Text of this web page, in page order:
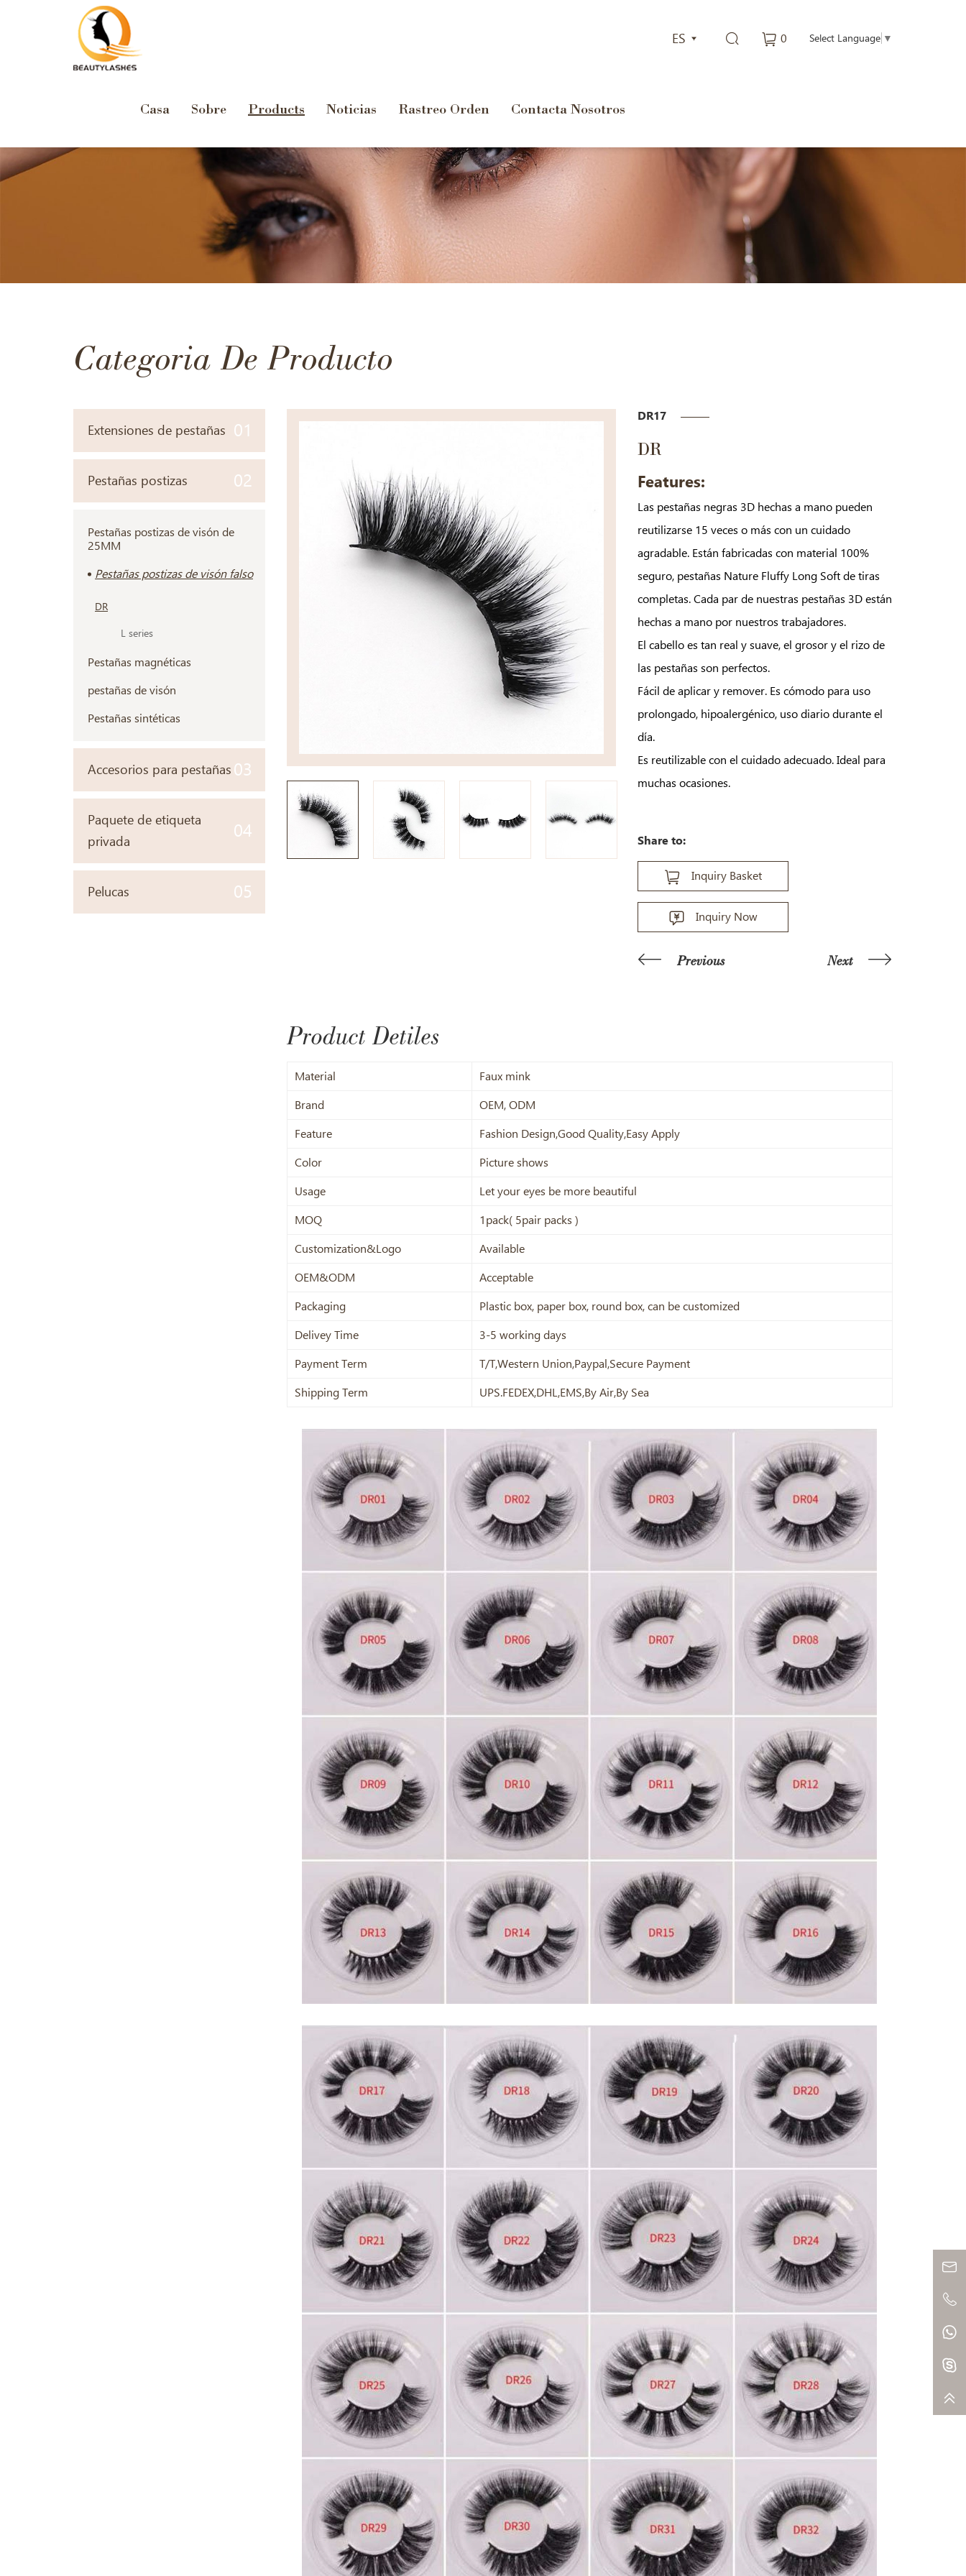
Select Language ▼
0
ES
Casa Sobre Products Noticias Rastreo Orden Contacta Nosotros
Categoria De Producto
Extensiones de pestañas 01
Pestañas postizas 02
Pestañas postizas de visón de
25MM
Pestañas postizas de visón falso
DR
L series
Pestañas magnéticas
pestañas de visón
Pestañas sintéticas
Accesorios para pestañas 03
Paquete de etiqueta
privada
04
Pelucas 05
DR17
DR
Features:
Las pestañas negras 3D hechas a mano pueden
reutilizarse 15 veces o más con un cuidado
agradable. Están fabricadas con material 100%
seguro, pestañas Nature Fluffy Long Soft de tiras
completas. Cada par de nuestras pestañas 3D están
hechas a mano por nuestros trabajadores.
El cabello es tan real y suave, el grosor y el rizo de
las pestañas son perfectos.
Fácil de aplicar y remover. Es cómodo para uso
prolongado, hipoalergénico, uso diario durante el
día.
Es reutilizable con el cuidado adecuado. Ideal para
muchas ocasiones.
Share to:
Inquiry Basket
Inquiry Now
Previous Next
Product Detiles
Material Faux mink
Brand OEM, ODM
Feature Fashion Design,Good Quality,Easy Apply
Color Picture shows
Usage Let your eyes be more beautiful
MOQ 1pack( 5pair packs )
Customization&Logo Available
OEM&ODM Acceptable
Packaging Plastic box, paper box, round box, can be customized
Delivey Time 3-5 working days
Payment Term T/T,Western Union,Paypal,Secure Payment
Shipping Term UPS.FEDEX,DHL,EMS,By Air,By Sea